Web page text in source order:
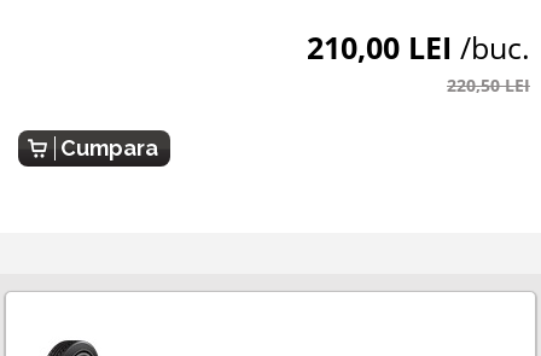
210,00 LEI /buc.
220,50 LEI
Cumpara